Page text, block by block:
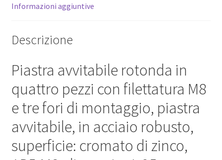
ruote
piedini
macchine,
di
armadi,
di
divani
Informazioni aggiuntive
Descrizione
Piastra avvitabile rotonda in
quattro pezzi con filettatura M8
e tre fori di montaggio, piastra
avvitabile, in acciaio robusto,
superficie: cromato di zinco,